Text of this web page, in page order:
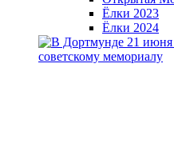
Ёлки 2023
Ёлки 2024